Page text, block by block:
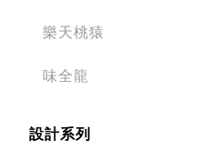
樂天桃猿
味全龍
設計系列